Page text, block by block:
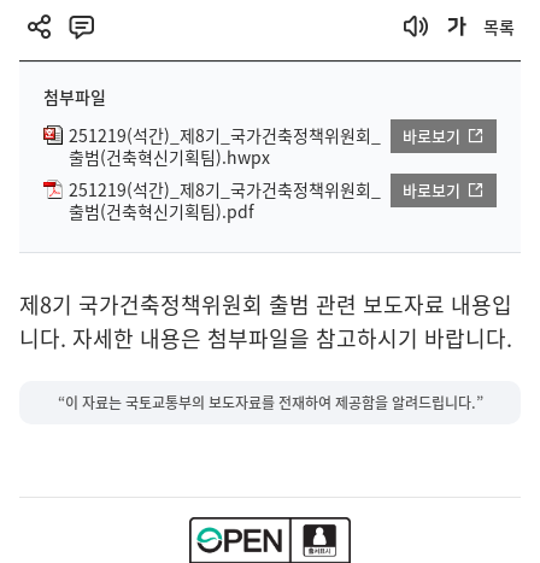
목록
첨부파일
251219(석간)_제8기_국가건축정책위원회_
출범(건축혁신기획팀).hwpx
바로보기
251219(석간)_제8기_국가건축정책위원회_
출범(건축혁신기획팀).pdf
바로보기
제8기 국가건축정책위원회 출범 관련 보도자료 내용입
니다. 자세한 내용은 첨부파일을 참고하시기 바랍니다.
“이 자료는 국토교통부의 보도자료를 전재하여 제공함을 알려드립니다.”